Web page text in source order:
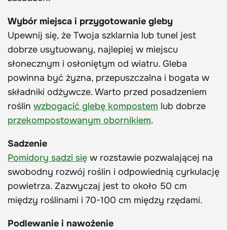
Wybór miejsca i przygotowanie gleby
Upewnij się, że Twoja szklarnia lub tunel jest
dobrze usytuowany, najlepiej w miejscu
słonecznym i osłoniętym od wiatru. Gleba
powinna być żyzna, przepuszczalna i bogata w
składniki odżywcze. Warto przed posadzeniem
roślin wzbogacić glebę kompostem lub dobrze
przekompostowanym obornikiem.
Sadzenie
Pomidory sadzi się w rozstawie pozwalającej na
swobodny rozwój roślin i odpowiednią cyrkulację
powietrza. Zazwyczaj jest to około 50 cm
między roślinami i 70-100 cm między rzędami.
Podlewanie i nawożenie